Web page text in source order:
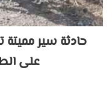
حادثة سير
على